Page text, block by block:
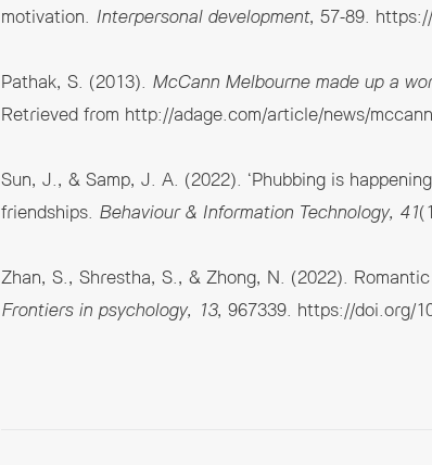
motivation. Interpersonal development, 57-89.
Pathak, S. (2013). McCann Melbourne made up a
Retrieved from http://adage.com/article/news/
Sun, J., & Samp, J. A. (2022). ‘Phubbing is
friendships. Behaviour & Information Technology, 41
Zhan, S., Shrestha, S., & Zhong, N. (2022).
Frontiers in psychology, 13, 967339. https://doi.org/